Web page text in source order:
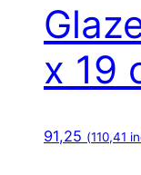
x 19
91,25 (110,41